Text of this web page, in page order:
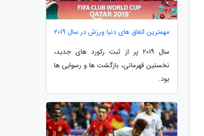
مهمترین اتفاق های دنیا ورزش در سال 2019
سال 2019 پر از ثبت رکورد های جدید،
نخستین قهرمانی، بازگشت ها و رسوایی ها
بود.